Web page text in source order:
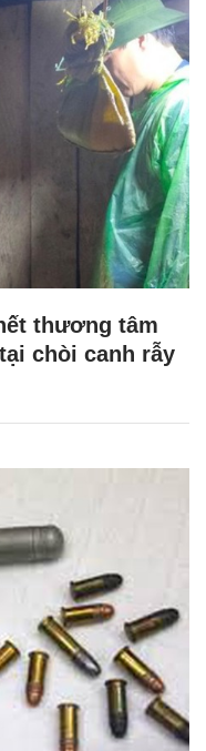
thương tâm
chòi canh rẫy